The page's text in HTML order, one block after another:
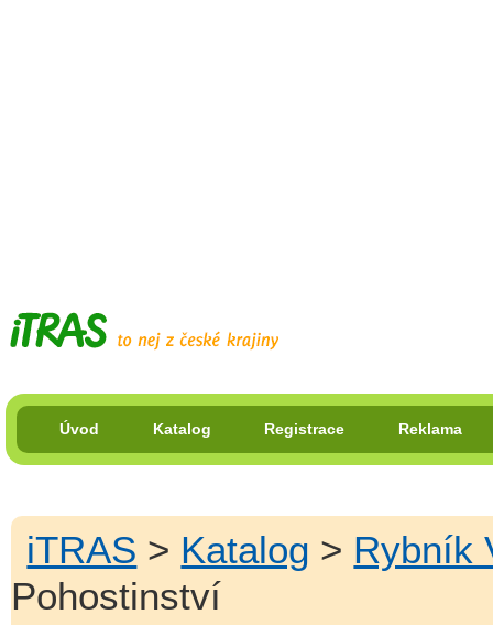
Úvod Katalog Registrace Reklama
iTRAS > Katalog > Rybník
Pohostinství